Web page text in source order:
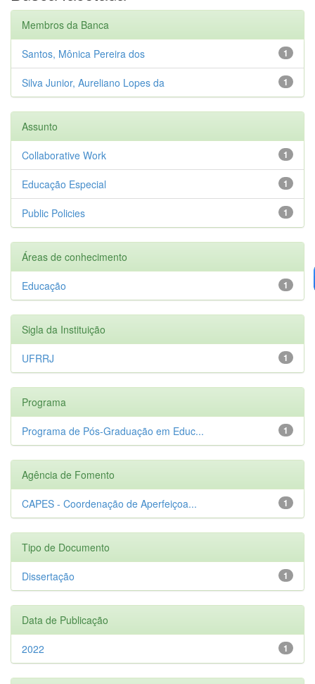
Membros da Banca
1
Santos, Mônica Pereira dos
1
Silva Junior, Aureliano Lopes da
Assunto
1
Collaborative Work
1
Educação Especial
1
Public Policies
Áreas de conhecimento
1
Educação
Sigla da Instituição
1
UFRRJ
Programa
1
Programa de Pós-Graduação em Educ...
Agência de Fomento
1
CAPES - Coordenação de Aperfeiçoa...
Tipo de Documento
1
Dissertação
Data de Publicação
1
2022